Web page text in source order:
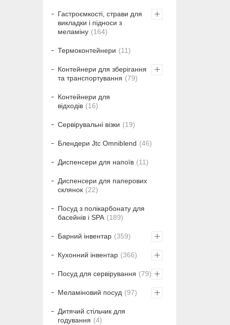
Гастроємкості, страви для
викладки і підноси з
меламіну
164
Термоконтейнери 11
Контейнери для зберігання
та транспортування
79
Контейнери для
відходів
16
Сервірувальні візки 19
Блендери Jtc Omniblend 46
Диспенсери для напоїв 11
Диспенсери для паперових
склянок
22
Посуд з полікарбонату для
басейнів і SPA
189
Барний інвентар 359
Кухонний інвентар 366
Посуд для сервірування 79
Меламіновий посуд 97
Дитячий стільчик для
годування
4